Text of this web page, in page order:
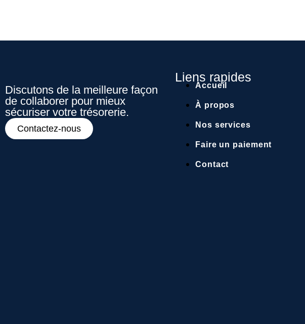
Discutons de la meilleure façon
de collaborer pour mieux
sécuriser votre trésorerie.
Contactez-nous
Liens rapides
Accueil
À propos
Nos services
Faire un paiement
Contact